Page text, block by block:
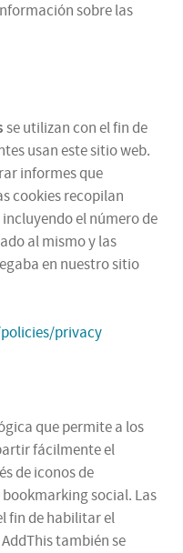
sobre las
se utilizan con el fin de
usan este sitio web.
informes que
cookies recopilan
el número de
al mismo y las
en nuestro sitio
privacy
que permite a los
fácilmente el
de iconos de
social. Las
fin de habilitar el
también se